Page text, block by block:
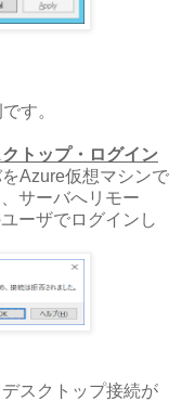
す。
トップ・ログイン
Azure仮想マシンで
サーバへリモー
ーザでログインし
スクトップ接続が